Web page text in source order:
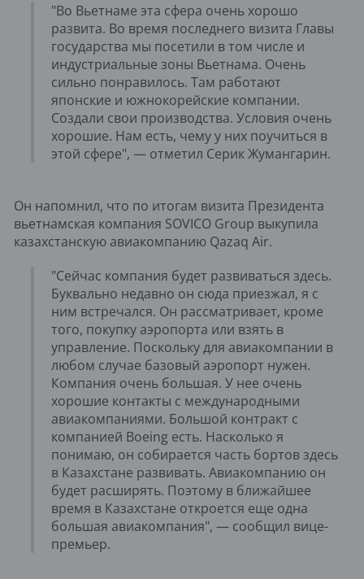
"Во Вьетнаме эта сфера очень хорошо
развита. Во время последнего визита Главы
государства мы посетили в том числе и
индустриальные зоны Вьетнама. Очень
сильно понравилось. Там работают
японские и южнокорейские компании.
Создали свои производства. Условия очень
хорошие. Нам есть, чему у них поучиться в
этой сфере", — отметил Серик Жумангарин.
Он напомнил, что по итогам визита Президента
вьетнамская компания SOVICO Group выкупила
казахстанскую авиакомпанию Qazaq Air.
"Сейчас компания будет развиваться здесь.
Буквально недавно он сюда приезжал, я с
ним встречался. Он рассматривает, кроме
того, покупку аэропорта или взять в
управление. Поскольку для авиакомпании в
любом случае базовый аэропорт нужен.
Компания очень большая. У нее очень
хорошие контакты с международными
авиакомпаниями. Большой контракт с
компанией Boeing есть. Насколько я
понимаю, он собирается часть бортов здесь
в Казахстане развивать. Авиакомпанию он
будет расширять. Поэтому в ближайшее
время в Казахстане откроется еще одна
большая авиакомпания", — сообщил вице-
премьер.